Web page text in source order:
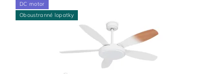
DC motor
Oboustranné lopatky